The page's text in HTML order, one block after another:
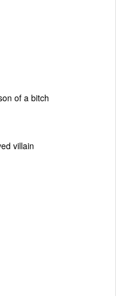
of a bitch
villain